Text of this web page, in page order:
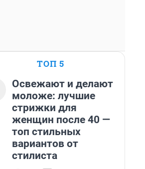
ТОП 5
Освежают и делают
моложе: лучшие
стрижки для
женщин после 40 —
топ стильных
вариантов от
стилиста